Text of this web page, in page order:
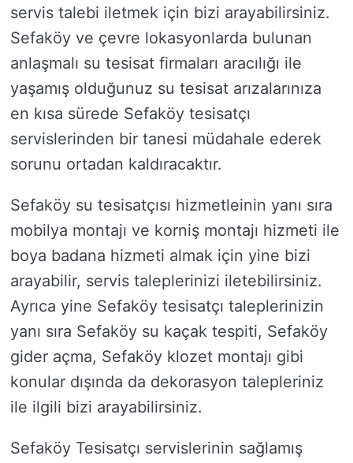
servis talebi iletmek için bizi arayabilirsiniz.
Sefaköy ve çevre lokasyonlarda bulunan
anlaşmalı su tesisat firmaları aracılığı ile
yaşamış olduğunuz su tesisat arızalarınıza
en kısa sürede Sefaköy tesisatçı
servislerinden bir tanesi müdahale ederek
sorunu ortadan kaldıracaktır.
Sefaköy su tesisatçısı hizmetleinin yanı sıra
mobilya montajı ve korniş montajı hizmeti ile
boya badana hizmeti almak için yine bizi
arayabilir, servis taleplerinizi iletebilirsiniz.
Ayrıca yine Sefaköy tesisatçı taleplerinizin
yanı sıra Sefaköy su kaçak tespiti, Sefaköy
gider açma, Sefaköy klozet montajı gibi
konular dışında da dekorasyon talepleriniz
ile ilgili bizi arayabilirsiniz.
Sefaköy Tesisatçı servislerinin sağlamış